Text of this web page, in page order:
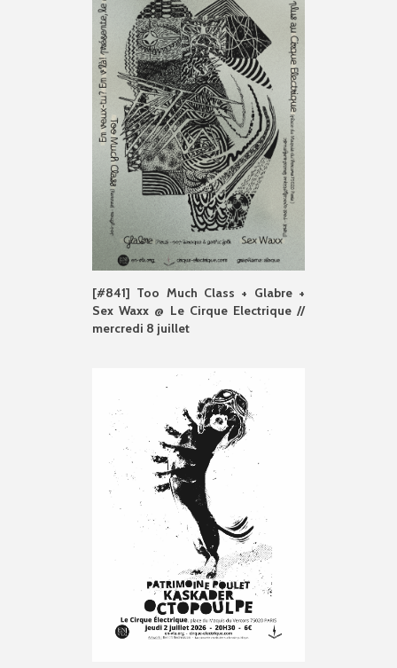
[#841] Too Much Class + Glabre +
Sex Waxx @ Le Cirque Electrique //
mercredi 8 juillet